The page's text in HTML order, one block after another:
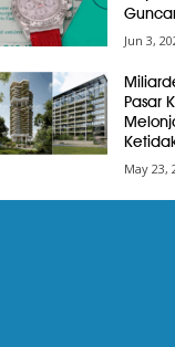
Jun 3,
Pasar
May 23,